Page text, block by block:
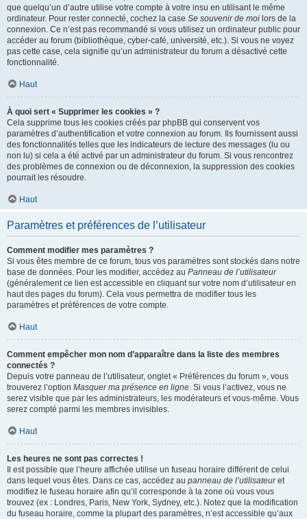
que quelqu’un d’autre utilise votre compte à votre insu en utilisant le même
ordinateur. Pour rester connecté, cochez la case Se souvenir de moi lors de la
connexion. Ce n’est pas recommandé si vous utilisez un ordinateur public pour
accéder au forum (bibliothèque, cyber-café, université, etc.). Si vous ne voyez
pas cette case, cela signifie qu’un administrateur du forum a désactivé cette
fonctionnalité.
Haut
À quoi sert « Supprimer les cookies » ?
Cela supprime tous les cookies créés par phpBB qui conservent vos
paramètres d’authentification et votre connexion au forum. Ils fournissent aussi
des fonctionnalités telles que les indicateurs de lecture des messages (lu ou
non lu) si cela a été activé par un administrateur du forum. Si vous rencontrez
des problèmes de connexion ou de déconnexion, la suppression des cookies
pourrait les résoudre.
Haut
Paramètres et préférences de l’utilisateur
Comment modifier mes paramètres ?
Si vous êtes membre de ce forum, tous vos paramètres sont stockés dans notre
base de données. Pour les modifier, accédez au Panneau de l’utilisateur
(généralement ce lien est accessible en cliquant sur votre nom d’utilisateur en
haut des pages du forum). Cela vous permettra de modifier tous les
paramètres et préférences de votre compte.
Haut
Comment empêcher mon nom d’apparaître dans la liste des membres
connectés ?
Depuis votre panneau de l’utilisateur, onglet « Préférences du forum », vous
trouverez l’option Masquer ma présence en ligne. Si vous l’activez, vous ne
serez visible que par les administrateurs, les modérateurs et vous-même. Vous
serez compté parmi les membres invisibles.
Haut
Les heures ne sont pas correctes !
Il est possible que l’heure affichée utilise un fuseau horaire différent de celui
dans lequel vous êtes. Dans ce cas, accédez au panneau de l’utilisateuret
modifiez le fuseau horaire afin qu’il corresponde à la zone où vous vous
trouvez (ex : Londres, Paris, New York, Sydney, etc.). Notez que la modification
du fuseau horaire, comme la plupart des paramètres, n’est accessible qu’aux